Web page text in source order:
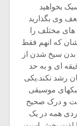
بخواهید
وی بگذارید
مختلف را
که انهم فقط
سیخ شدن از
ای و به حد
رشد نکند.یکی
موسیقی
و درک صحیح
همه در یک